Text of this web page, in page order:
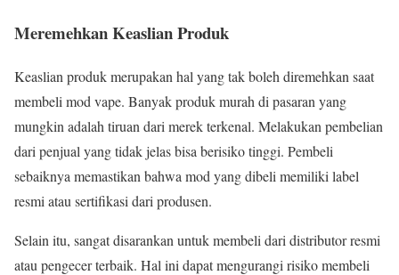
Meremehkan Keaslian Produk
Keaslian produk merupakan hal yang tak boleh diremehkan saat
membeli mod vape. Banyak produk murah di pasaran yang
mungkin adalah tiruan dari merek terkenal. Melakukan pembelian
dari penjual yang tidak jelas bisa berisiko tinggi. Pembeli
sebaiknya memastikan bahwa mod yang dibeli memiliki label
resmi atau sertifikasi dari produsen.
Selain itu, sangat disarankan untuk membeli dari distributor resmi
atau pengecer terbaik. Hal ini dapat mengurangi risiko membeli